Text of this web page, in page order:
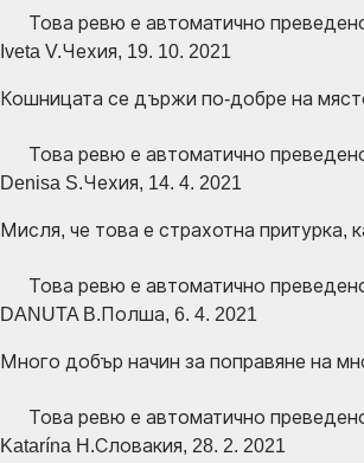
Това ревю е автоматично
Iveta V.Чехия, 19. 10. 2021
Кошницата се държи по-добре на
Това ревю е автоматично
Denisa S.Чехия, 14. 4. 2021
Мисля, че това е страхотна притурка,
Това ревю е автоматично
DANUTA B. Полша, 6. 4. 2021
Много добър начин за поправяне на
Това ревю е автоматично
Katarína H.Словакия, 28. 2. 2021